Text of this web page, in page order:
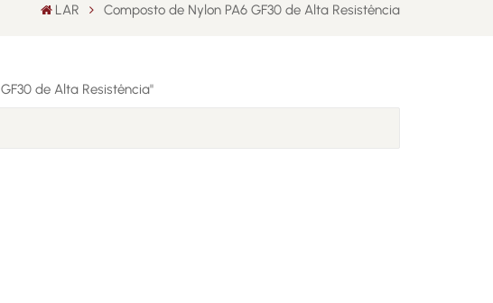
LAR Composto de Nylon PA6 GF30 de Alta Resistência
de Alta Resistência"